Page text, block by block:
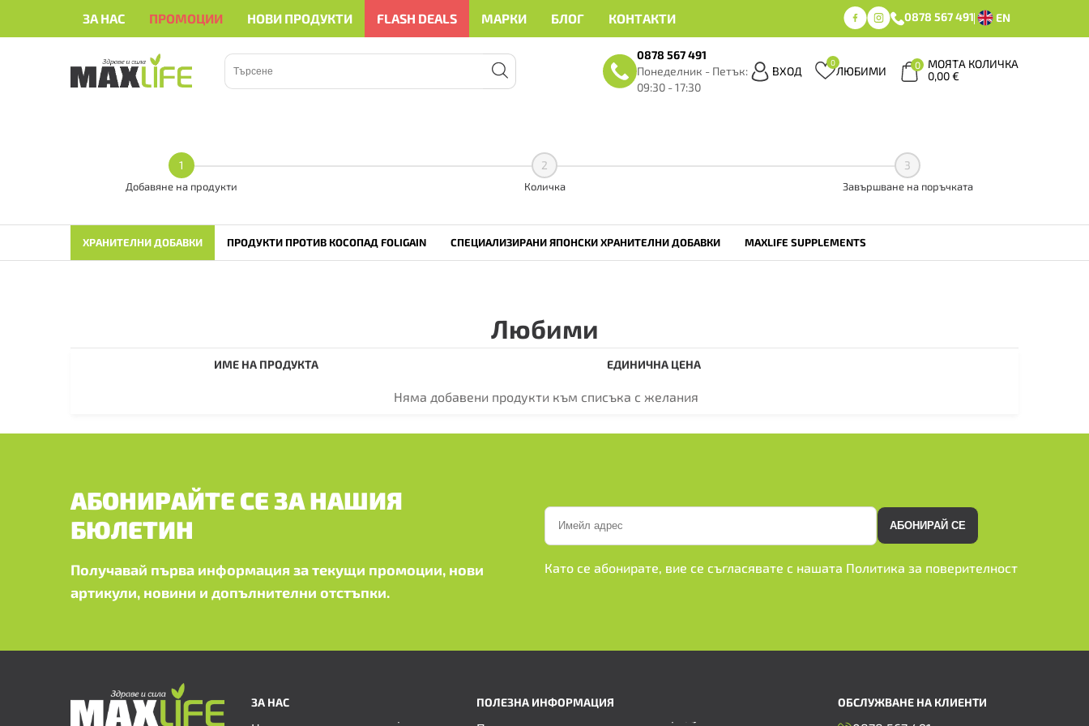
ЗА НАС ПРОМОЦИИ НОВИ ПРОДУКТИ FLASH DEALS МАРКИ БЛОГ КОНТАКТИ 0878 567 491 EN
0878 567 491
Понеделник - Петък:
09:30 - 17:30
ВХОД
0
ЛЮБИМИ 0
МОЯТА КОЛИЧКА
0,00€
1
Добавяне на продукти
2
Количка
3
Завършване на поръчката
ХРАНИТЕЛНИ ДОБАВКИ ПРОДУКТИ ПРОТИВ КОСОПАД FOLIGAIN СПЕЦИАЛИЗИРАНИ ЯПОНСКИ ХРАНИТЕЛНИ ДОБАВКИ MAXLIFE SUPPLEMENTS
Любими
ИМЕ НА ПРОДУКТА ЕДИНИЧНА ЦЕНА
Няма добавени продукти към списъка с желания
АБОНИРАЙТЕ СЕ ЗА НАШИЯ
БЮЛЕТИН
Получавай първа информация за текущи промоции, нови
артикули, новини и допълнителни отстъпки.
АБОНИРАЙ СЕ
Като се абонирате, вие се съгласявате с нашата Политика за поверителност
ЗА НАС ПОЛЕЗНА ИНФОРМАЦИЯ ОБСЛУЖВАНЕ НА КЛИЕНТИ